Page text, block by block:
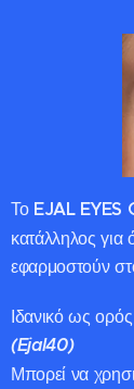
Το EJAL EYES
κατάλληλος
εφαρμοστούν
Ιδανικό ως
(Ejal40)
Μπορεί να